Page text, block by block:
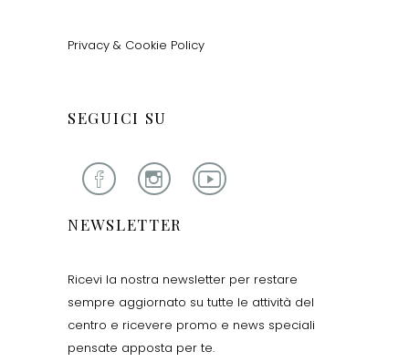
Privacy & Cookie Policy
SEGUICI SU
NEWSLETTER
Ricevi la nostra newsletter per restare
sempre aggiornato su tutte le attività del
centro e ricevere promo e news speciali
pensate apposta per te.